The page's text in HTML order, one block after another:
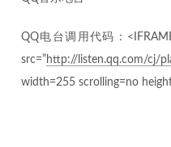
QQ电台调用代码：
src=” http://listen.qq.com/cj/
width=255 scrolling=no